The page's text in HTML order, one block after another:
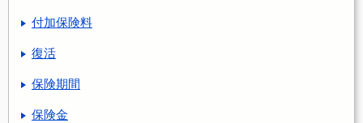
付加保険料
復活
保険期間
保険金